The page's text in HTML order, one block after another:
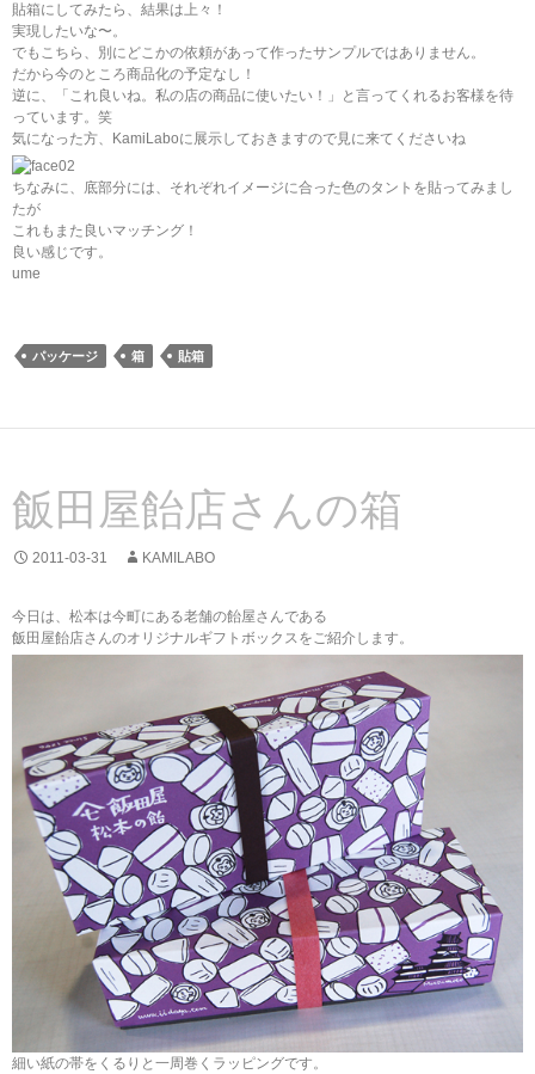
貼箱にしてみたら、結果は上々！
実現したいな〜。
でもこちら、別にどこかの依頼があって作ったサンプルではありません。
だから今のところ商品化の予定なし！
逆に、「これ良いね。私の店の商品に使いたい！」と言ってくれるお客様を待
っています。笑
気になった方、KamiLaboに展示しておきますので見に来てくださいね
ちなみに、底部分には、それぞれイメージに合った色のタントを貼ってみまし
たが
これもまた良いマッチング！
良い感じです。
ume
パッケージ 箱 貼箱
飯田屋飴店さんの箱
2011-03-31 KAMILABO
今日は、松本は今町にある老舗の飴屋さんである
飯田屋飴店さんのオリジナルギフトボックスをご紹介します。
細い紙の帯をくるりと一周巻くラッピングです。